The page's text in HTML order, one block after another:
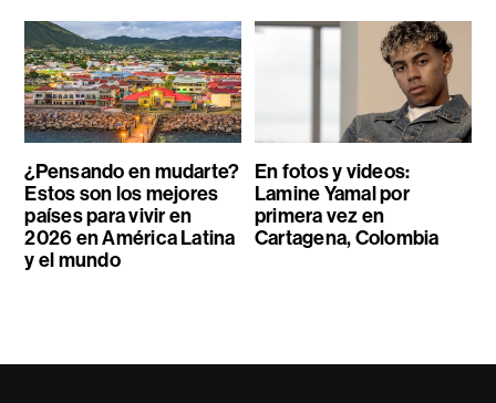
¿Pensando en mudarte?
Estos son los mejores
países para vivir en
2026 en América Latina
y el mundo
En fotos y videos:
Lamine Yamal por
primera vez en
Cartagena, Colombia